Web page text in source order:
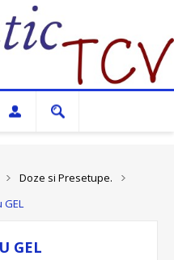
Doze si Presetupe.
GEL
GEL